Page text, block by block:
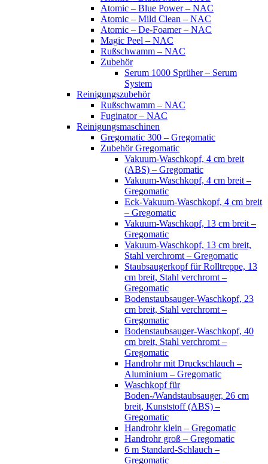
Atomic – Blue Power – NAC
Atomic – Mild Clean – NAC
Atomic – De-Foamer – NAC
Magic Peel – NAC
Rußschwamm – NAC
Zubehör
Serum 1000 Sprüher – Serum
System
Reinigungszubehör
Rußschwamm – NAC
Fuginator – NAC
Reinigungsmaschinen
Gregomatic 300 – Gregomatic
Zubehör Gregomatic
Vakuum-Waschkopf, 4 cm breit
(ABS) – Gregomatic
Vakuum-Waschkopf, 4 cm breit –
Gregomatic
Eck-Vakuum-Waschkopf, 4 cm breit
– Gregomatic
Vakuum-Waschkopf, 13 cm breit –
Gregomatic
Vakuum-Waschkopf, 13 cm breit,
Stahl verchromt – Gregomatic
Staubsaugerkopf für Rolltreppe, 13
cm breit, Stahl verchromt –
Gregomatic
Bodenstaubsauger-Waschkopf, 23
cm breit, Stahl verchromt –
Gregomatic
Bodenstaubsauger-Waschkopf, 40
cm breit, Stahl verchromt –
Gregomatic
Handrohr mit Druckschlauch –
Aluminium – Gregomatic
Waschkopf für
Boden-/Wandstaubsauger, 26 cm
breit, Kunststoff (ABS) –
Gregomatic
Handrohr klein – Gregomatic
Handrohr groß – Gregomatic
6 m Standard-Schlauch –
Gregomatic